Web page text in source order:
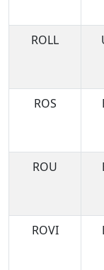
ROLL
ROS
ROU
ROVI